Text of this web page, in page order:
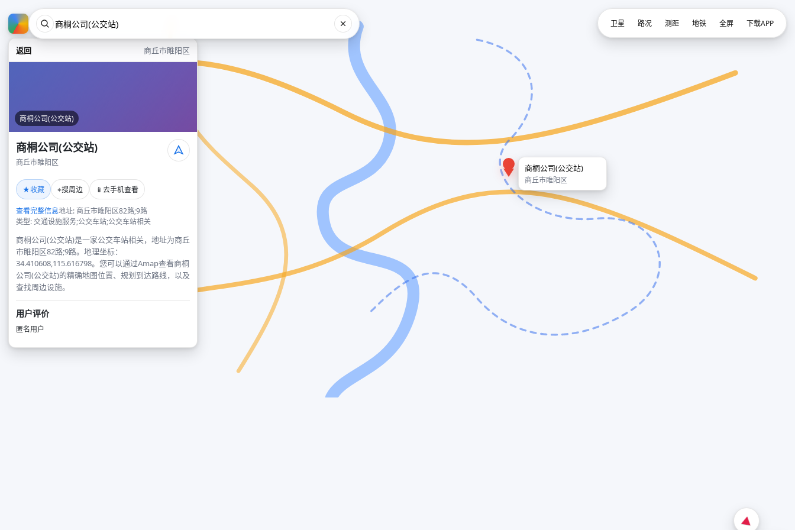
返回 商丘市睢阳区
商桐公司(公交站)
商桐公司(公交站)
商丘市睢阳区
★收藏 ⌖搜周边 📱 去手机查看
查看完整信息地址: 商丘市睢阳区82路;9路
类型: 交通设施服务;公交车站;公交车站相关
商桐公司(公交站)是一家公交车站相关，地址为商丘
市睢阳区82路;9路。地理坐标：
34.410608,115.616798。您可以通过Amap查看商桐
公司(公交站)的精确地图位置、规划到达路线，以及
查找周边设施。
用户评价
匿名用户
商桐公司(公交站)
商丘市睢阳区
卫星 路况 测距 地铁 全屏 下载APP